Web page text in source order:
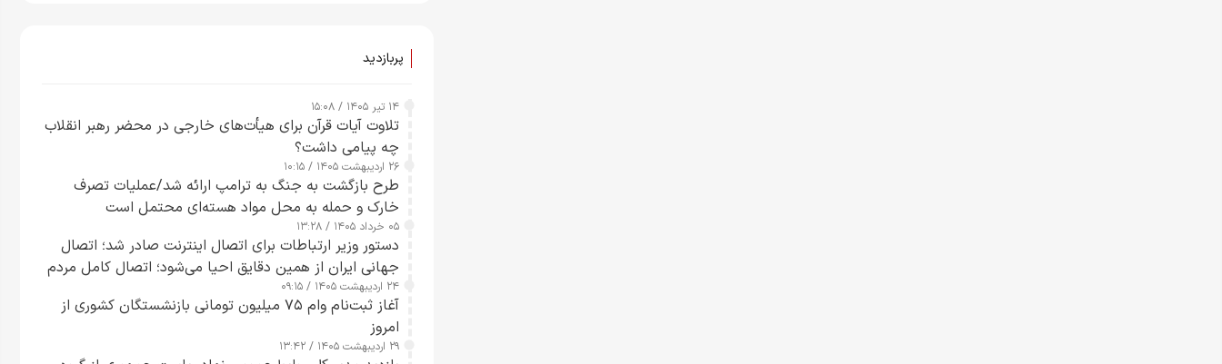
پربازدید
۱۴ تیر ۱۴۰۵ / ۱۵:۰۸
تلاوت آیات قرآن برای هیأت‌های خارجی در محضر رهبر انقلاب
چه پیامی داشت؟
۲۶ اردیبهشت ۱۴۰۵ / ۱۰:۱۵
طرح‌ بازگشت به جنگ به ترامپ ارائه شد/عملیات تصرف
خارک و حمله به محل مواد هسته‌ای محتمل است
۰۵ خرداد ۱۴۰۵ / ۱۳:۲۸
دستور وزیر ارتباطات برای اتصال اینترنت صادر شد؛ اتصال
جهانی ایران از همین دقایق احیا می‌شود؛ اتصال کامل مردم
تا ۲۴ ساعت آینده
۲۴ اردیبهشت ۱۴۰۵ / ۰۹:۱۵
آغاز ثبت‌نام وام ۷۵ میلیون تومانی بازنشستگان کشوری از
امروز
۲۹ اردیبهشت ۱۴۰۵ / ۱۳:۴۲